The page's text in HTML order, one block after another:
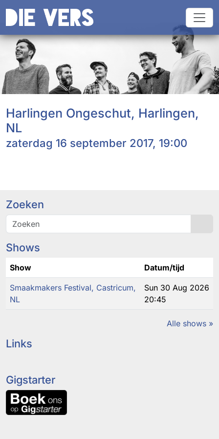
Harlingen Ongeschut, Harlingen,
NL
zaterdag 16 september 2017, 19:00
Zoeken
Shows
Show Datum/tijd
Smaakmakers Festival, Castricum,
NL
Sun 30 Aug 2026
20:45
Alle shows »
Links
Gigstarter